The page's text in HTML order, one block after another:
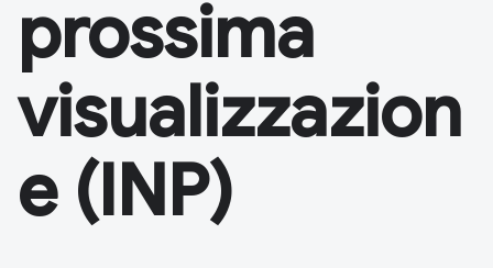
prossima
visualizzazion
e (INP)